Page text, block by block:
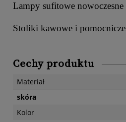
Lampy sufitowe nowoczesne
Stoliki kawowe i pomocnicze
Cechy produktu
Materiał
skóra
Kolor